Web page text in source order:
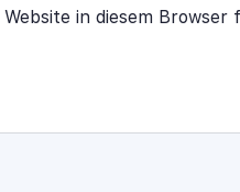
in diesem